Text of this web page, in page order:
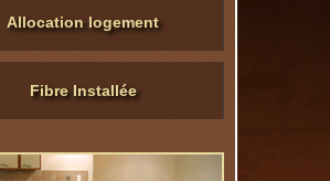
Allocation logement
Fibre Installée